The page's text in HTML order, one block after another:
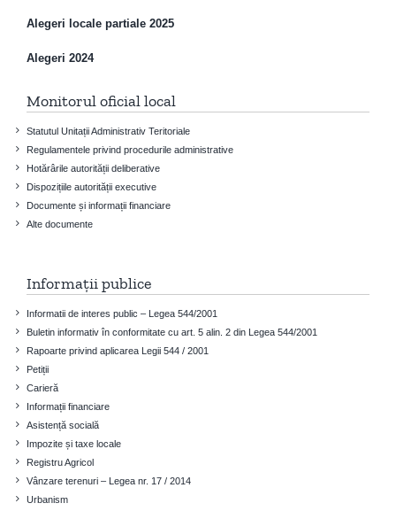
Alegeri locale partiale 2025
Alegeri 2024
Monitorul oficial local
Statutul Unitații Administrativ Teritoriale
Regulamentele privind procedurile administrative
Hotărârile autorității deliberative
Dispozițiile autorității executive
Documente și informații financiare
Alte documente
Informații publice
Informatii de interes public – Legea 544/2001
Buletin informativ în conformitate cu art. 5 alin. 2 din Legea 544/2001
Rapoarte privind aplicarea Legii 544 / 2001
Petiții
Carieră
Informații financiare
Asistență socială
Impozite și taxe locale
Registru Agricol
Vânzare terenuri – Legea nr. 17 / 2014
Urbanism